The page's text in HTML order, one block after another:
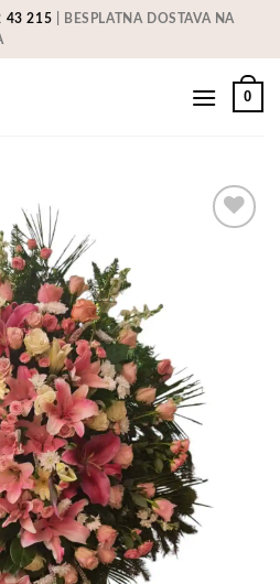
43 215 | BESPLATNA DOSTAVA NA
0